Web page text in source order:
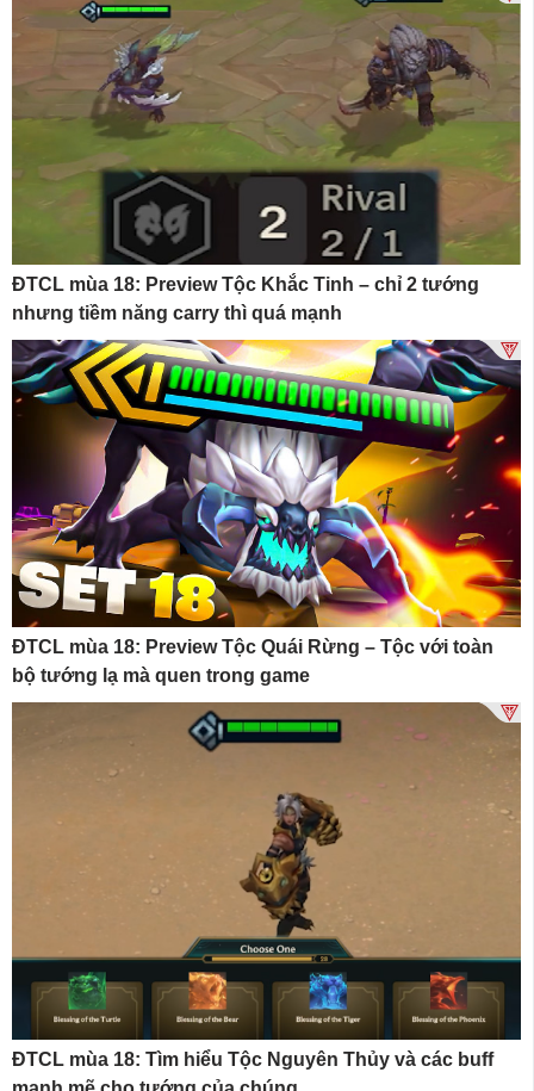
ĐTCL mùa 18: Preview Tộc Khắc Tinh – chỉ 2 tướng
nhưng tiềm năng carry thì quá mạnh
ĐTCL mùa 18: Preview Tộc Quái Rừng – Tộc với toàn
bộ tướng lạ mà quen trong game
ĐTCL mùa 18: Tìm hiểu Tộc Nguyên Thủy và các buff